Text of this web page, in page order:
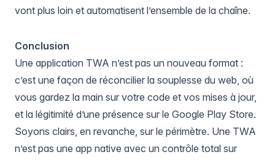
vont plus loin et automatisent l’ensemble de la chaîne.
Conclusion
Une application TWA n’est pas un nouveau format :
c’est une façon de réconcilier la souplesse du web, où
vous gardez la main sur votre code et vos mises à jour,
et la légitimité d’une présence sur le Google Play Store.
Soyons clairs, en revanche, sur le périmètre. Une TWA
n’est pas une app native avec un contrôle total sur